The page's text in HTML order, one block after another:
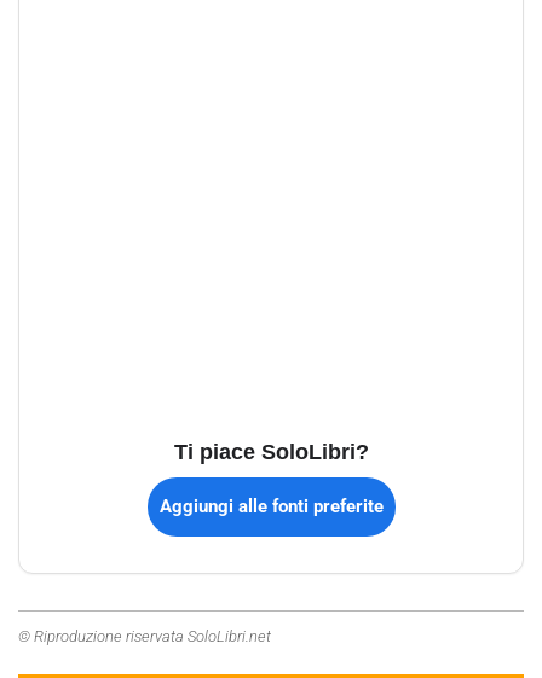
Ti piace SoloLibri?
Aggiungi alle fonti preferite
© Riproduzione riservata SoloLibri.net